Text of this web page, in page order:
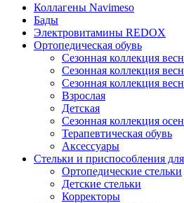
Коллагены Navimeso
Бады
Электровитамины REDOX
Ортопедическая обувь
Сезонная коллекция
Сезонная коллекция
Сезонная коллекция
Взрослая
Детская
Сезонная коллекция
Терапевтическая обувь
Аксессуары
Стельки и приспособления
Ортопедические стельки
Детские стельки
Корректоры